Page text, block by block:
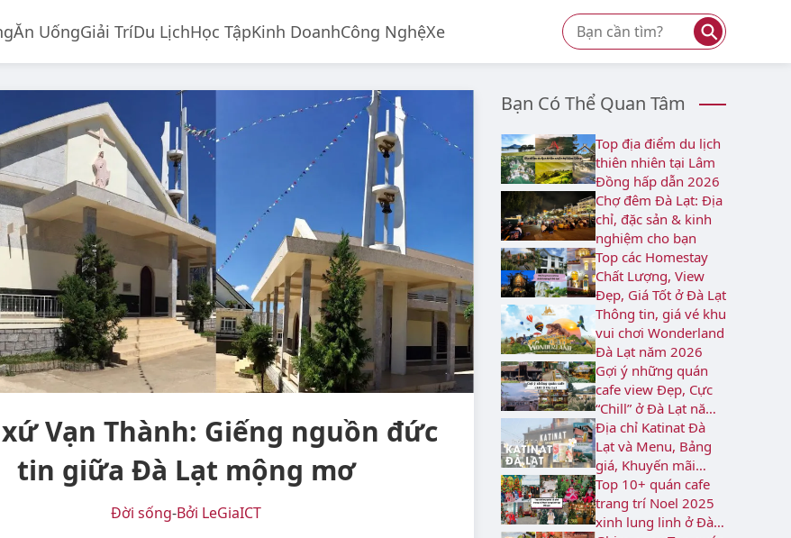
Ăn UốngGiải TríDu LịchHọc TậpKinh DoanhCông NghệXe ⚲
Vạn Thành: Giếng nguồn đức
tin giữa Đà Lạt mộng mơ
Đời sống-Bởi LeGiaICT
Bạn Có Thể Quan Tâm
Top địa điểm du lịch
thiên nhiên tại Lâm
Đồng hấp dẫn 2026
Chợ đêm Đà Lạt: Địa
chỉ, đặc sản & kinh
nghiệm cho bạn
Top các Homestay
Chất Lượng, View
Đẹp, Giá Tốt ở Đà Lạt
Thông tin, giá vé khu
vui chơi Wonderland
Đà Lạt năm 2026
Gợi ý những quán
cafe view Đẹp, Cực
“Chill” ở Đà Lạt năm
2026
Địa chỉ Katinat Đà
Lạt và Menu, Bảng
giá, Khuyến mãi
2026
Top 10+ quán cafe
trang trí Noel 2025
xinh lung linh ở Đà